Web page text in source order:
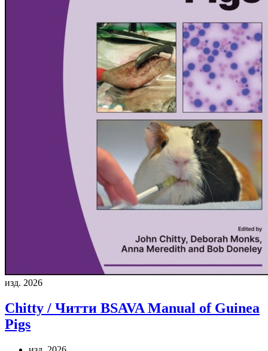
изд. 2026
Chitty / Читти BSAVA Manual of Guinea
Pigs